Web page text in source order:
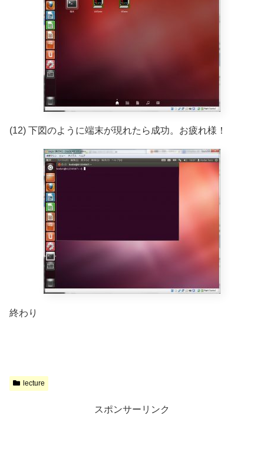
(12) 下図のように端末が現れたら成功。お疲れ様！
終わり
lecture
スポンサーリンク